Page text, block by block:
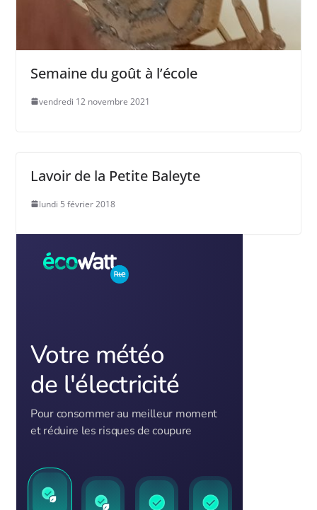
Semaine du goût à l’école
vendredi 12 novembre 2021
Lavoir de la Petite Baleyte
lundi 5 février 2018